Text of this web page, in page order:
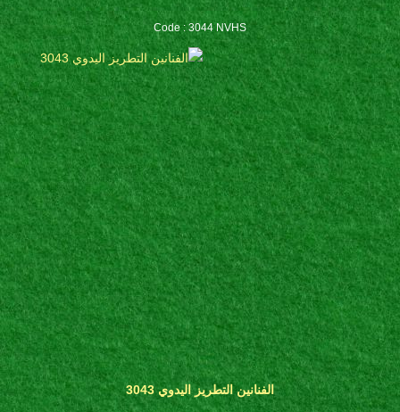
Code : 3044 NVHS
الفنانين التطريز اليدوي 3043